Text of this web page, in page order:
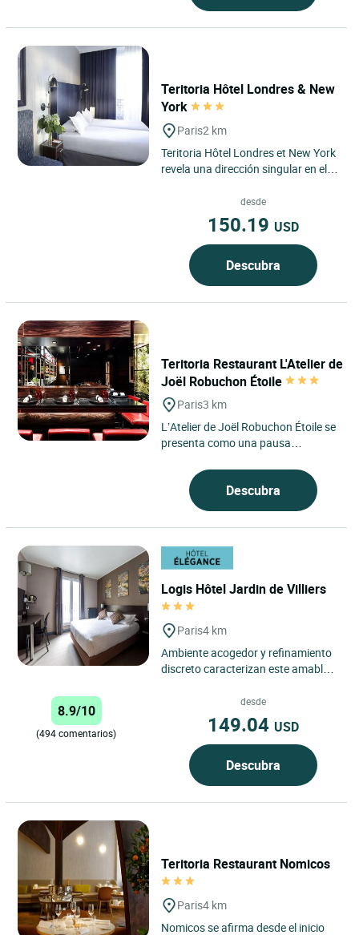
Teritoria Hôtel Londres & New
York
Paris2 km
Teritoria Hôtel Londres et New York
revela una dirección singular en el
desde
150.19 USD
Descubra
Teritoria Restaurant L'Atelier de
Joël Robuchon Étoile
Paris3 km
L’Atelier de Joël Robuchon Étoile se
presenta como una pausa
distrito 8 de París,...
Descubra
Logis Hôtel Jardin de Villiers
Paris4 km
Ambiente acogedor y refinamiento
discreto caracterizan este amable
Renovado y con aire
acondicionado,...
8.9/10
(494 comentarios)
desde
149.04 USD
Descubra
Teritoria Restaurant Nomicos
Paris4 km
Nomicos se afirma desde el inicio